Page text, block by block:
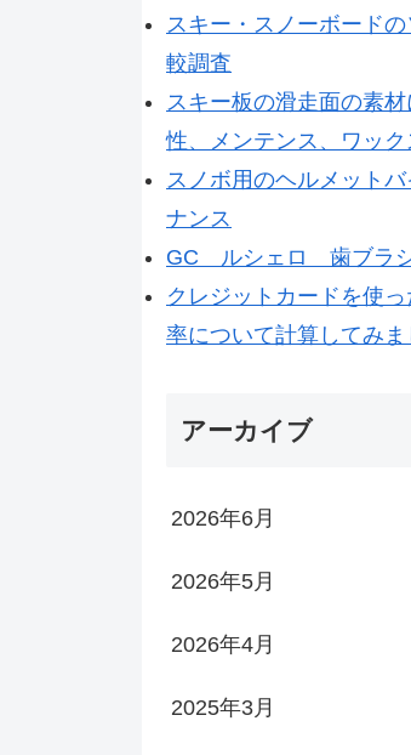
スキー・スノーボード
較調査
スキー板の滑走面の素
性、メンテンス、ワック
スノボ用のヘルメット
ナンス
GC ルシェロ 歯ブラ
クレジットカードを使
率について計算してみま
アーカイブ
2026年6月
2026年5月
2026年4月
2025年3月